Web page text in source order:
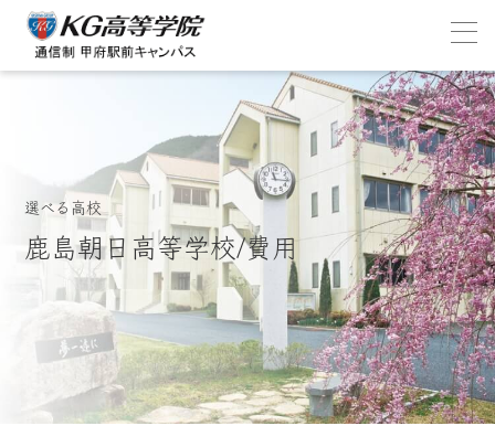
選べる高校
鹿島朝日高等学校/費用